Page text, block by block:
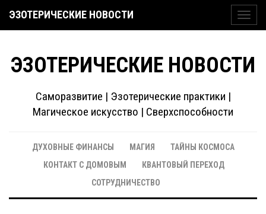
ЭЗОТЕРИЧЕСКИЕ НОВОСТИ
ЭЗОТЕРИЧЕСКИЕ НОВОСТИ
Саморазвитие | Эзотерические практики |
Магическое искусство | Сверхспособности
ДУХОВНЫЕ ФИНАНСЫ МАГИЯ
ТАЙНЫ КОСМОСА
КОНТАКТ С ДОМОВЫМ
КВАНТОВЫЙ ПЕРЕХОД
СОТРУДНИЧЕСТВО